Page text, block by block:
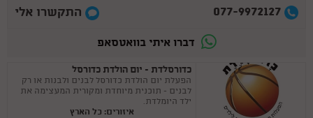
077-9972127 התקשרו אלי
דברו איתי בוואטסאפ
כדורסלדת - יום הולדת כדורסל
הפעלת יום הולדת כדורסל לבנים ולבנות או רק
לבנים - תוכנית מיוחדת ומקורית המעצימה את
ילד היומלדת.
איזורים: כל הארץ